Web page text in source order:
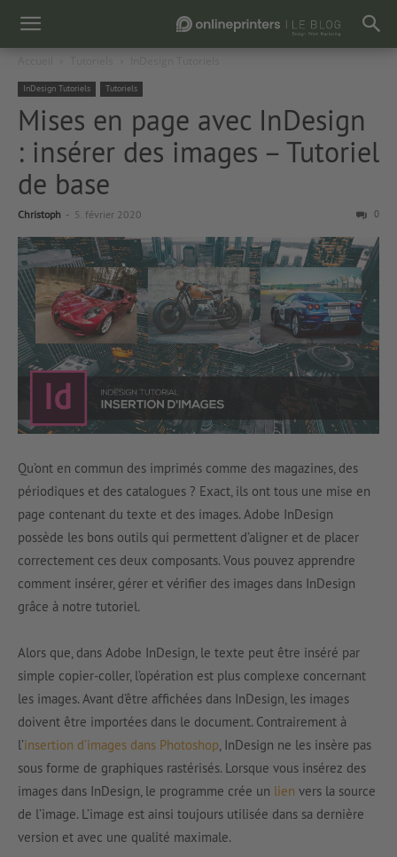
InDesign Tutoriels Tutoriels
Mises en page avec InDesign
: insérer des images – Tutoriel
de base
Christoph - 5. février 2020 0
Qu’ont en commun des imprimés comme des magazines, des
périodiques et des catalogues ? Exact, ils ont tous une mise en
page contenant du texte et des images. Adobe InDesign
possède les bons outils qui permettent d’aligner et de placer
correctement ces deux composants. Vous pouvez apprendre
comment insérer, gérer et vérifier des images dans InDesign
grâce à notre tutoriel.
Alors que, dans Adobe InDesign, le texte peut être inséré par
simple copier-coller, l’opération est plus complexe concernant
les images. Avant d’être affichées dans InDesign, les images
doivent être importées dans le document. Contrairement à
l’insertion d’images dans Photoshop , InDesign ne les insère pas
sous forme de graphiques rastérisés. Lorsque vous insérez des
images dans InDesign, le programme crée un lien vers la source
de l’image. L’image est ainsi toujours utilisée dans sa dernière
version et avec une qualité maximale.